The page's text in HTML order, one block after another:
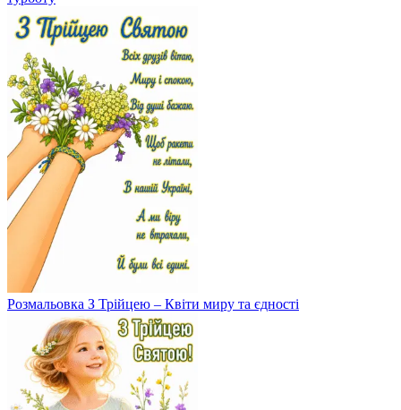
Розмальовка З Трійцею – Квіти миру та єдності